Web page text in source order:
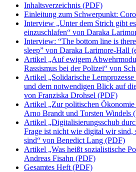
Inhaltsverzeichnis (PDF)
Einleitung zum Schwerpunkt:
Interview „Unter dem Strich gibt
einzuschlafen“ von Daraka
Interview: “The bottom line is
sleep” von Daraka Larimore-Hall
Artikel „Auf ewigem
Rassismus bei der Polizei“ von
Artikel „Solidarische
und dem notwendigen Blick auf
von Franziska Drohsel (PDF)
Artikel „Zur politischen
Arno Brandt und Torsten Windels
Artikel „Digitalisierungsschub
Frage ist nicht wie digital wir
sind“ von Benedict Lang (PDF)
Artikel „Was heißt sozialistische
Andreas Fisahn (PDF)
Gesamtes Heft (PDF)